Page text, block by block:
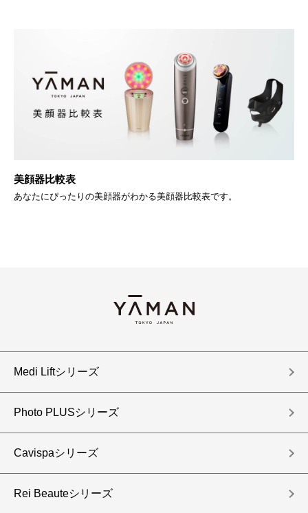
美顔器比較表
あなたにぴったりの美顔器がわかる美顔器比較表です。
Medi Liftシリーズ
Photo PLUSシリーズ
Cavispaシリーズ
Rei Beauteシリーズ